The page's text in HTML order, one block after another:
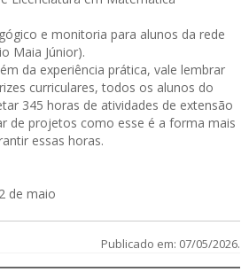
e monitoria para alunos da rede
Maia Júnior).
da experiência prática, vale lembrar
curriculares, todos os alunos do
345 horas de atividades de extensão
de projetos como esse é a forma mais
essas horas.
de maio
Publicado em: 07/05/2026.